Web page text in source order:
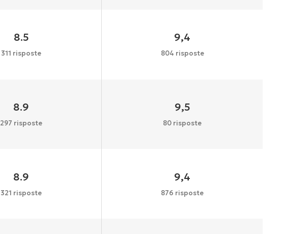
8.5
311 risposte
9,4
804 risposte
8.9
297 risposte
9,5
80 risposte
8.9
321 risposte
9,4
876 risposte